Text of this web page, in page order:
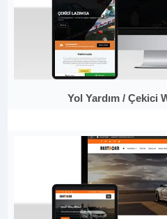
Yol Yardım / Çekici